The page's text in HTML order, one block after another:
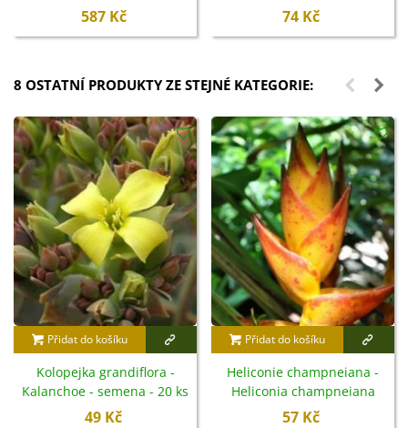
587 Kč 74 Kč
8 OSTATNÍ PRODUKTY ZE STEJNÉ KATEGORIE:
Přidat do košíku
Kolopejka grandiflora -
Kalanchoe - semena - 20 ks
49 Kč
Přidat do košíku
Heliconie champneiana -
Heliconia champneiana
Splash - semena - 8 ks
57 Kč